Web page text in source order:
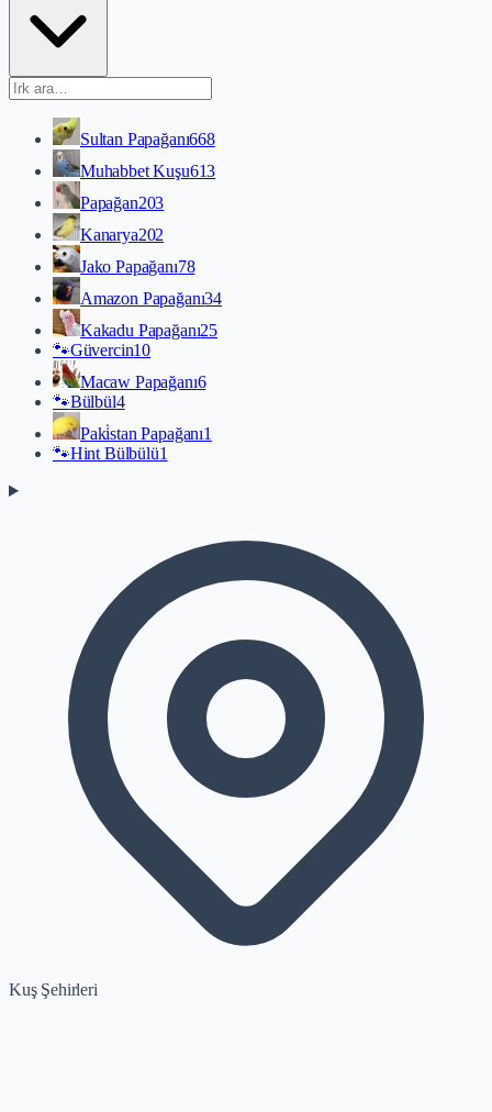
Sultan Papağanı668
Muhabbet Kuşu613
Papağan203
Kanarya202
Jako Papağanı78
Amazon Papağanı34
Kakadu Papağanı25
🐾Güvercin10
Macaw Papağanı6
🐾Bülbül4
Paki̇stan Papağanı1
🐾Hint Bülbülü1
Kuş Şehirleri